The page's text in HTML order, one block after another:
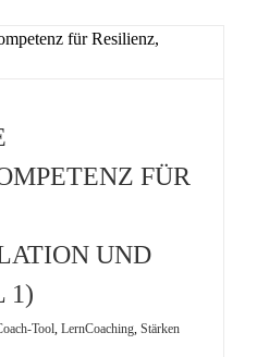
FÜR
UND
1)
Tool, LernCoaching, Stärken